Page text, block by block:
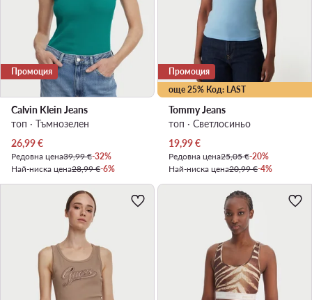
Промоция
Calvin Klein Jeans
топ · Тъмнозелен
Актуална цена
26,99€
Редовна цена39,99 €-32%
Най-ниска цена28,99 €-6%
още 25% Код: LAST
Промоция
Tommy Jeans
топ · Светлосиньо
Актуална цена
19,99€
Редовна цена25,05 €-20%
Най-ниска цена20,99 €-4%